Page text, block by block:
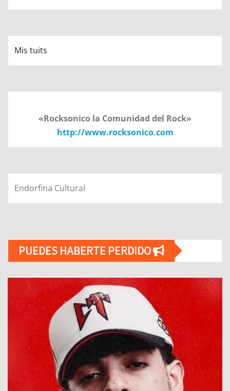
Mis tuits
«Rocksonico la Comunidad del Rock»
http://www.rocksonico.com
Endorfina Cultural
PUEDES HABERTE PERDIDO